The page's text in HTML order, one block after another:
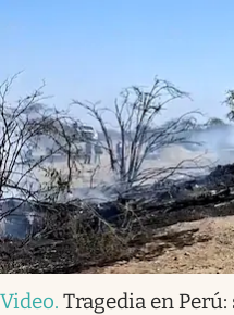
Video. Tragedia en